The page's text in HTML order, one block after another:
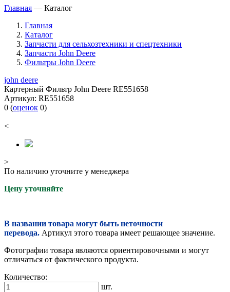
Главная — Каталог
Главная
Каталог
Запчасти для сельхозтехники и спецтехники
Запчасти John Deere
Фильтры John Deere
john deere
Картерный Фильтр John Deere RE551658
Артикул: RE551658
0 (оценок 0)
<
>
По наличию уточните у менеджера
Цену уточняйте
В названии товара могут быть неточности
перевода. Артикул этого товара имеет решающее значение.
Фотографии товара являются ориентировочными и могут
отличаться от фактического продукта.
Количество:
шт.